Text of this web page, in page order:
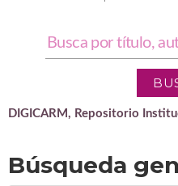
DIGICARM, Repositorio
Búsqueda